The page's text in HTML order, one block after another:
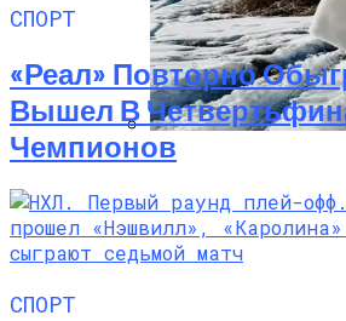
Семейное
Хранит Свои
СПОРТ
«Реал» Повторно
Вышел В
Чемпионов
СПОРТ